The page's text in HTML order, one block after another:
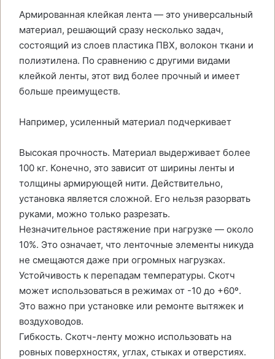
Армированная клейкая лента — это универсальный
материал, решающий сразу несколько задач,
состоящий из слоев пластика ПВХ, волокон ткани и
полиэтилена. По сравнению с другими видами
клейкой ленты, этот вид более прочный и имеет
больше преимуществ.
Например, усиленный материал подчеркивает
Высокая прочность. Материал выдерживает более
100 кг. Конечно, это зависит от ширины ленты и
толщины армирующей нити. Действительно,
установка является сложной. Его нельзя разорвать
руками, можно только разрезать.
Незначительное растяжение при нагрузке — около
10%. Это означает, что ленточные элементы никуда
не смещаются даже при огромных нагрузках.
Устойчивость к перепадам температуры. Скотч
может использоваться в режимах от -10 до +60º.
Это важно при установке или ремонте вытяжек и
воздуховодов.
Гибкость. Скотч-ленту можно использовать на
ровных поверхностях, углах, стыках и отверстиях.